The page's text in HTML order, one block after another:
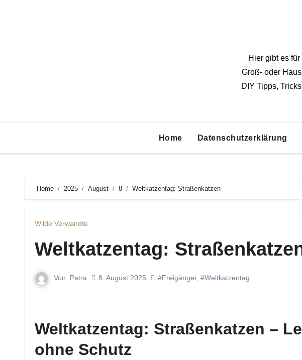
Hier gibt es
Groß- oder
DIY Tipps,
Home Datenschutzerklärung
Home 2025 August 8 Weltkatzentag: Straßenkatzen
Wilde Verwandte
Weltkatzentag:
Von Petra 8. August 2025 #Freigänger, #Weltkatzentag
Weltkatzentag: Straßenkatzen –
ohne Schutz